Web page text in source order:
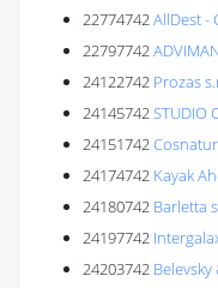
22774742AllDest -
22797742
24122742 Prozas
24145742STUDIO
24151742
24174742 Kayak
24180742 Barletta
24197742
24203742